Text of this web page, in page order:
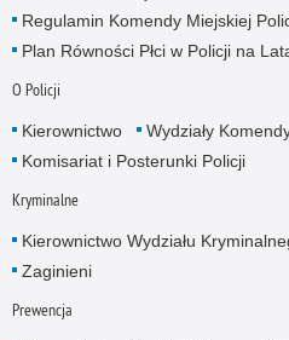
Regulamin Komendy Miejskiej
Plan Równości Płci w Policji na
O Policji
Kierownictwo
Wydziały
Komisariat i Posterunki Policji
Kryminalne
Kierownictwo Wydziału
Zaginieni
Prewencja